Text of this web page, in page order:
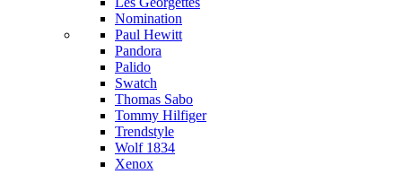
Nomination
Paul Hewitt
Pandora
Palido
Swatch
Thomas Sabo
Tommy Hilfiger
Trendstyle
Wolf 1834
Xenox